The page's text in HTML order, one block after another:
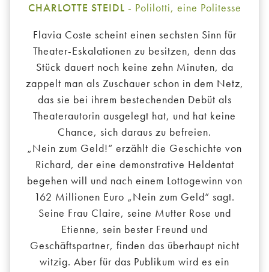
CHARLOTTE STEIDL - Polilotti, eine Politesse
Flavia Coste scheint einen sechsten Sinn für
Theater-Eskalationen zu besitzen, denn das
Stück dauert noch keine zehn Minuten, da
zappelt man als Zuschauer schon in dem Netz,
das sie bei ihrem bestechenden Debüt als
Theaterautorin ausgelegt hat, und hat keine
Chance, sich daraus zu befreien.
„Nein zum Geld!“ erzählt die Geschichte von
Richard, der eine demonstrative Heldentat
begehen will und nach einem Lottogewinn von
162 Millionen Euro „Nein zum Geld“ sagt.
Seine Frau Claire, seine Mutter Rose und
Etienne, sein bester Freund und
Geschäftspartner, finden das überhaupt nicht
witzig. Aber für das Publikum wird es ein